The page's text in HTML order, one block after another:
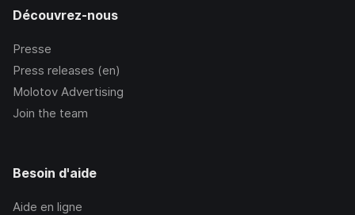
Découvrez-nous
Presse
Press releases (en)
Molotov Advertising
Join the team
Besoin d'aide
Aide en ligne